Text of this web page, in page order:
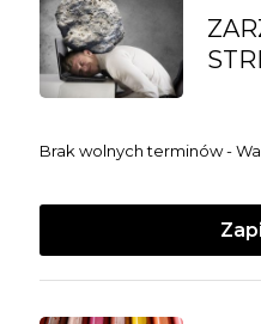
Brak wolnych terminów -